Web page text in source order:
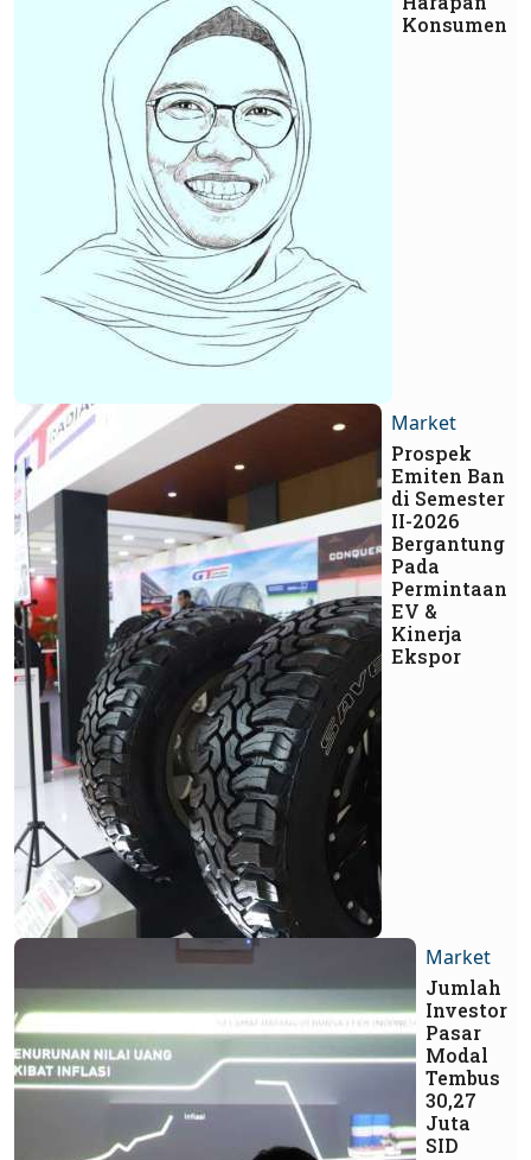
Konsumen
Market
Prospek
Emiten Ban
di Semester
II-2026
Bergantung
Pada
Permintaan
EV &
Kinerja
Ekspor
Market
Jumlah
Investor
Pasar
Modal
Tembus
30,27
Juta
SID